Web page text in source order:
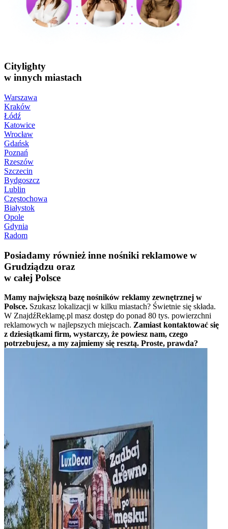
Citylighty
w innych miastach
Warszawa
Kraków
Łódź
Katowice
Wrocław
Gdańsk
Poznań
Rzeszów
Szczecin
Bydgoszcz
Lublin
Częstochowa
Białystok
Opole
Gdynia
Radom
Posiadamy również inne nośniki reklamowe w
Grudziądzu oraz
w całej Polsce
Mamy największą bazę nośników reklamy zewnętrznej w
Polsce. Szukasz lokalizacji w kilku miastach? Świetnie się składa.
W ZnajdźReklamę.pl masz dostęp do ponad 80 tys. powierzchni
reklamowych w najlepszych miejscach. Zamiast kontaktować się
z dziesiątkami firm, wystarczy, że powiesz nam, czego
potrzebujesz, a my zajmiemy się resztą. Proste, prawda?